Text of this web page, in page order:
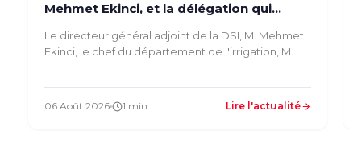
Mehmet Ekinci, et la délégation qui
installations
Le directeur général adjoint de la DSI, M. Mehmet
Ekinci, le chef du département de l'irrigation, M.
06 Août 2026 1 min Lire l'actualité